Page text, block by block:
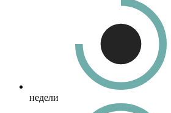
недели